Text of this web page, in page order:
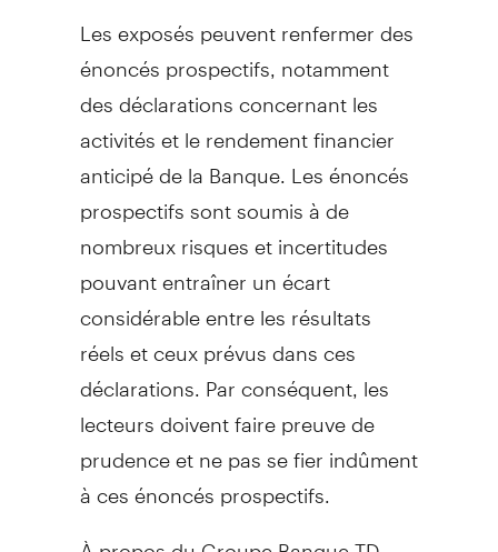
Les exposés peuvent renfermer des
énoncés prospectifs, notamment
des déclarations concernant les
activités et le rendement financier
anticipé de la Banque. Les énoncés
prospectifs sont soumis à de
nombreux risques et incertitudes
pouvant entraîner un écart
considérable entre les résultats
réels et ceux prévus dans ces
déclarations. Par conséquent, les
lecteurs doivent faire preuve de
prudence et ne pas se fier indûment
à ces énoncés prospectifs.
À propos du Groupe Banque TD